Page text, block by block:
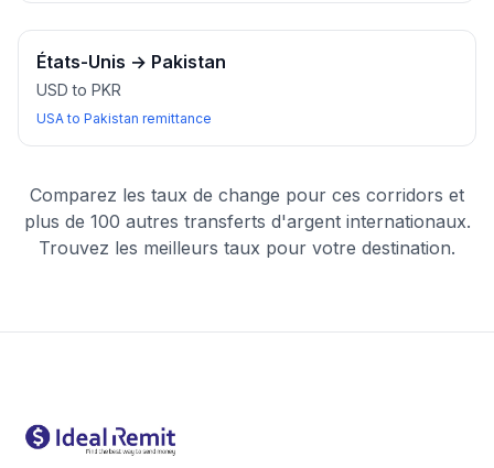
États-Unis → Pakistan
USD to PKR
USA to Pakistan remittance
Comparez les taux de change pour ces corridors et
plus de 100 autres transferts d'argent internationaux.
Trouvez les meilleurs taux pour votre destination.